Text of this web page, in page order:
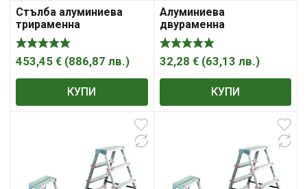
Стълба алуминиева
трираменна
комбинирана PROFI
(3X14) STS A09A3400
453,45 € (886,87 лв.)
КУПИ
Алуминиева
двураменна
домакинска стълба
32,28 € (63,13 лв.)
КУПИ